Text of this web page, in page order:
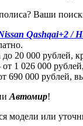
Ваши
Qashqai+2 /
до 20 000 рублей,
от 1 026 000
690 000 рублей,
Автомир!
модели или